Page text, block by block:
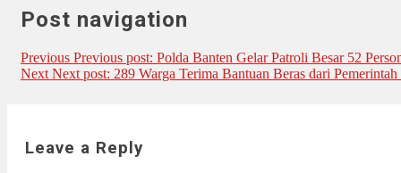
Post navigation
Previous Previous post: Polda Banten Gelar Patroli Besar 52
Next Next post: 289 Warga Terima Bantuan Beras dari
Leave a Reply